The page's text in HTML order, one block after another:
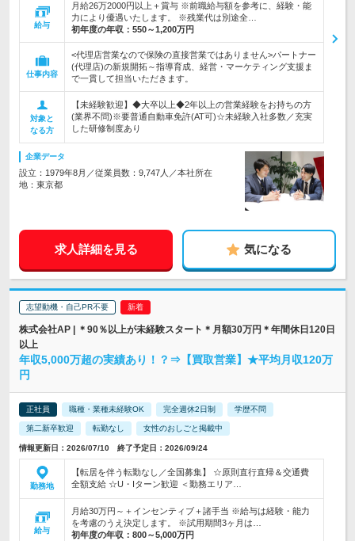
給与
月給26万2000円以上＋賞与 ※前職給与額を参考に、経験・能
力により優遇いたします。 ※残業代は別途全…
初年度の年収： 550～1,200万円
仕事内容
<代理店営業なので保険の直接営業ではありません>パートナー
(代理店)の新規開拓～指導育成、経営・マーケティング支援ま
で一貫して担当いただきます。
対象と
なる方
【未経験歓迎】◆大卒以上◆2年以上の営業経験をお持ちの方
(業界不問)※要普通自動車免許(AT可)☆未経験入社多数／充実
した研修制度あり
企業データ
設立：1979年8月／従業員数：9,747人／本社所在
地：東京都
求人詳細を見る 気になる
志望動機・自己PR不要
株式会社AP | ＊90％以上が未経験スタート＊月額30万円＊年間休日120日
以上
年収5,000万超の実績あり！？⇒【買取営業】★平均月収120万
円
正社員 職種・業種未経験OK 完全週休2日制 学歴不問
第二新卒歓迎 転勤なし 女性のおしごと掲載中
情報更新日：2026/07/10 終了予定日：2026/09/24
勤務地
【転居を伴う転勤なし／全国募集】 ☆原則直行直帰＆交通費
全額支給 ☆U・Iターン歓迎 ＜勤務エリア…
給与
月給30万円～＋インセンティブ＋諸手当 ※給与は経験・能力
を考慮のうえ決定します。 ※試用期間3ヶ月は…
初年度の年収： 800～5,000万円